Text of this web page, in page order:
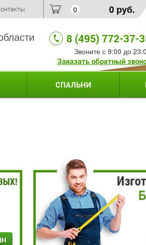
0 0 руб.
8 (495) 772-37-
Звоните с 9:00 до
Заказать обратный
СПАЛЬНИ